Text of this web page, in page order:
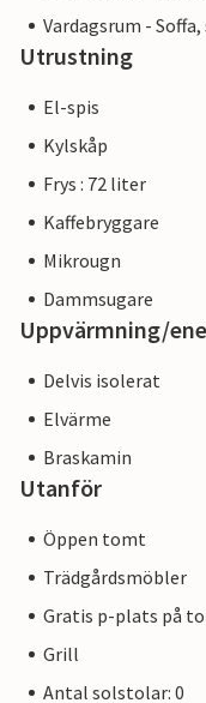
Vardagsrum -
Utrustning
El-spis
Kylskåp
Frys : 72 liter
Kaffebryggare
Mikrougn
Dammsugare
Uppvärmning/
Delvis isolerat
Elvärme
Braskamin
Utanför
Öppen tomt
Trädgårdsmöbler
Gratis p-plats på
Grill
Antal solstolar: 0